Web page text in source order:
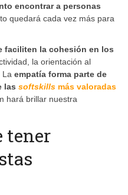
encontrar a personas
quedará cada vez más para
faciliten la cohesión en los
la orientación al
La empatía forma parte de
las softskills más valoradas
hará brillar nuestra
tener